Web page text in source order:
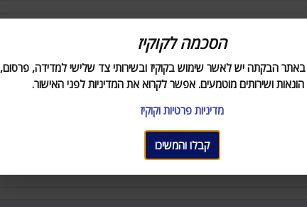
הסכמה לקוקיז
הבקתה יש לאשר שימוש בקוקיז ובשירותי צד שלישי למדידה, פרסום,
ושירותים מוטמעים. אפשר לקרוא את המדיניות לפני האישור.
מדיניות פרטיות וקוקיז
קבלו והמשיכו